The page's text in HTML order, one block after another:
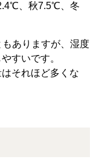
℃、秋7.5℃、冬
ありますが、湿度
すいです。
それほど多くな